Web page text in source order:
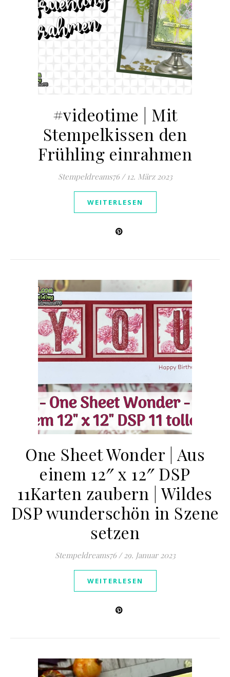
#videotime | Mit
Stempelkissen den
Frühling einrahmen
Stempeldreams76 / 12. März 2023
WEITERLESEN
One Sheet Wonder | Aus
einem 12″ x 12″ DSP
11Karten zaubern | Wildes
DSP wunderschön in Szene
setzen
Stempeldreams76 / 29. Januar 2023
WEITERLESEN